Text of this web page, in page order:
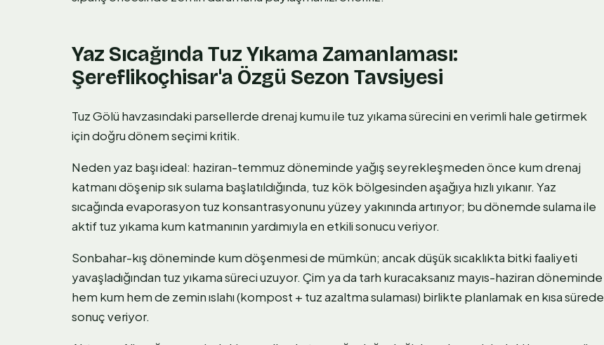
Yaz Sıcağında Tuz Yıkama Zamanlaması:
Şereflikoçhisar'a Özgü Sezon Tavsiyesi
Tuz Gölü havzasındaki parsellerde drenaj kumu ile tuz yıkama sürecini en verimli hale getirmek
için doğru dönem seçimi kritik.
Neden yaz başı ideal: haziran-temmuz döneminde yağış seyrekleşmeden önce kum drenaj
katmanı döşenip sık sulama başlatıldığında, tuz kök bölgesinden aşağıya hızlı yıkanır. Yaz
sıcağında evaporasyon tuz konsantrasyonunu yüzey yakınında artırıyor; bu dönemde sulama ile
aktif tuz yıkama kum katmanının yardımıyla en etkili sonucu veriyor.
Sonbahar-kış döneminde kum döşenmesi de mümkün; ancak düşük sıcaklıkta bitki faaliyeti
yavaşladığından tuz yıkama süreci uzuyor. Çim ya da tarh kuracaksanız mayıs-haziran döneminde
hem kum hem de zemin ıslahı (kompost + tuz azaltma sulaması) birlikte planlamak en kısa sürede
sonuç veriyor.